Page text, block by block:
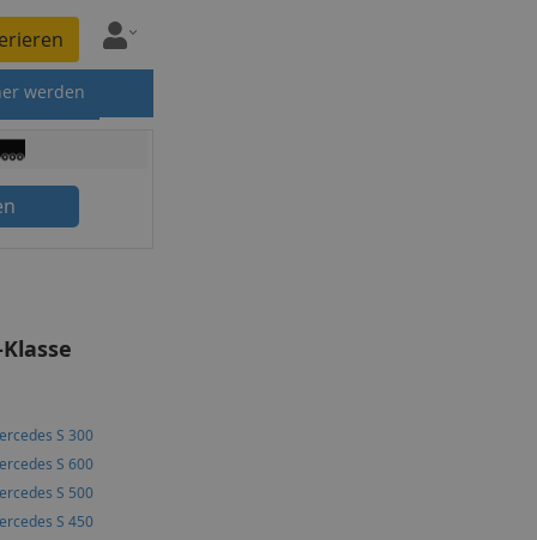
werden
S 300
S 600
S 500
S 450